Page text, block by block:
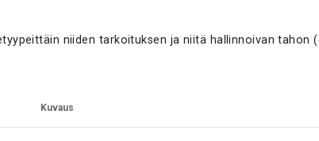
niiden tarkoituksen ja niitä hallinnoivan tahon
Kuvaus